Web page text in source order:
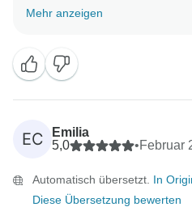
Feedback an unser Produkt-
Mehr anzeigen
EC
Emilia
5,0
•Februar
Automatisch übersetzt. In
Diese Übersetzung bewerten